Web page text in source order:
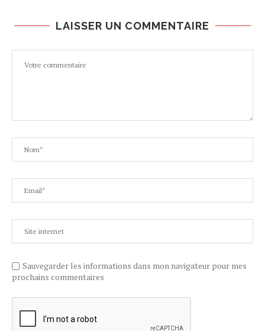
LAISSER UN COMMENTAIRE
Sauvegarder les informations dans mon navigateur pour mes
prochains commentaires